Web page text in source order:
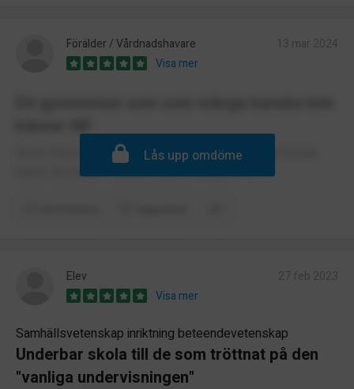
Förälder / Vårdnadshavare
Visa mer
Wow! Personalen på den här gymnasieskolan är första
klass! En mycket lyckad undervisningsform.
Lås upp omdöme
Elev
Visa mer
Samhällsvetenskap inriktning beteendevetenskap
Underbar skola till de som tröttnat på den
"vanliga undervisningen"